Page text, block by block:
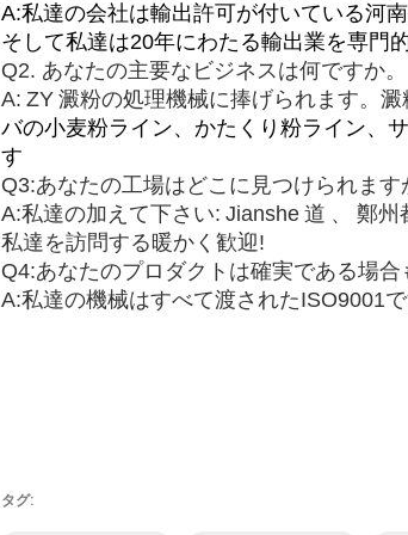
A:私達の会社は輸出許可が付いている河
そして私達は20年にわたる輸出業を専門
Q2. あなたの主要なビジネスは何ですか。
A: ZY 澱粉の処理機械に捧げられます。澱
バの小麦粉ライン、かたくり粉ライン、
す
Q3:あなたの工場はどこに見つけられま
A:私達の加えて下さい: Jianshe 道 、
鄭州
私達を訪問する暖かく歓迎!
Q4:あなたのプロダクトは確実である場合
A:私達の機械はすべて渡されたISO9001
タグ: